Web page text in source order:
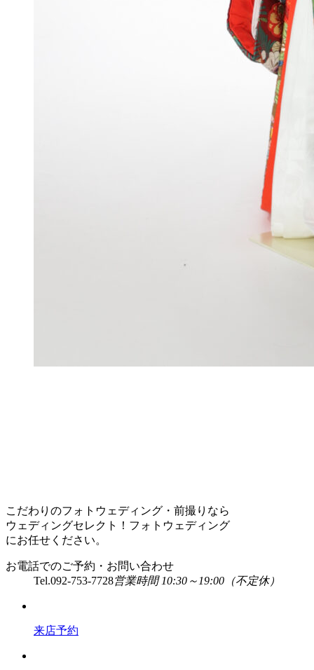
こだわりのフォトウェディング・前撮りなら
ウェディングセレクト！フォトウェディング
にお任せください。
お電話でのご予約・お問い合わせ
Tel.092-753-7728営業時間 10:30～19:00（不定休）
来店予約